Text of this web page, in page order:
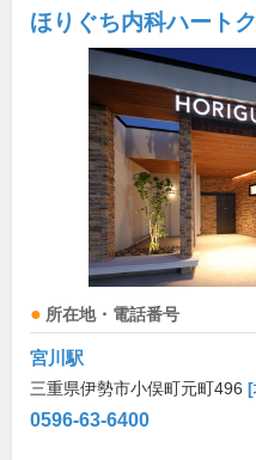
ほりぐち内科ハート
所在地・電話番号
宮川駅
三重県伊勢市小俣町元町496 [
0596-63-6400